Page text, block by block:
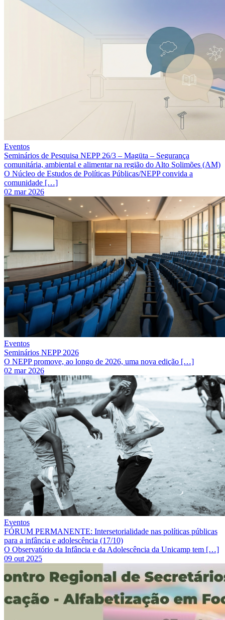
Eventos
Seminários de Pesquisa NEPP 26/3 – Magüta – Segurança
comunitária, ambiental e alimentar na região do Alto Solimões (AM)
O Núcleo de Estudos de Políticas Públicas/NEPP convida a
comunidade […]
02 mar 2026
Eventos
Seminários NEPP 2026
O NEPP promove, ao longo de 2026, uma nova edição […]
02 mar 2026
Eventos
FÓRUM PERMANENTE: Intersetorialidade nas políticas públicas
para a infância e adolescência (17/10)
O Observatório da Infância e da Adolescência da Unicamp tem […]
09 out 2025